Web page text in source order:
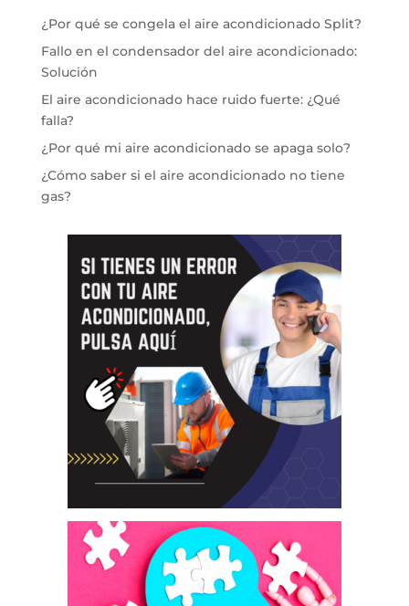
¿Por qué se congela el aire acondicionado Split?
Fallo en el condensador del aire acondicionado:
Solución
El aire acondicionado hace ruido fuerte: ¿Qué
falla?
¿Por qué mi aire acondicionado se apaga solo?
¿Cómo saber si el aire acondicionado no tiene
gas?